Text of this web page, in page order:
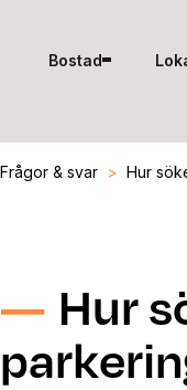
Bostad
Frågor & svar > Hur
Hur